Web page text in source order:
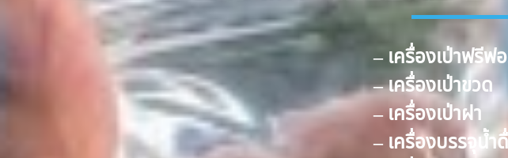
– เครื่องเป่าฟรีฟ
– เครื่องเป่าขวด
– เครื่องเป่าฝา
– เครื่องบรรจุน้ำ